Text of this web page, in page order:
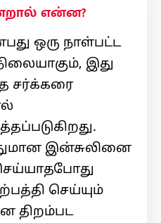
என்ன?
ஒரு நாள்பட்ட
இது
சர்க்கரை
இன்சுலினை
செய்யும்
திறம்பட